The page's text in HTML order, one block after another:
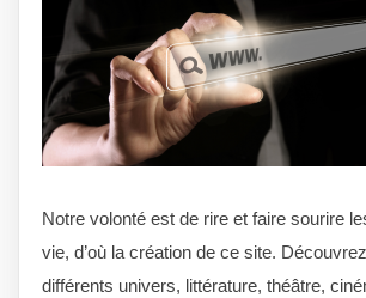
Notre volonté est de rire et faire sourire
vie, d’où la création de ce site.
différents univers, littérature, théâtre,